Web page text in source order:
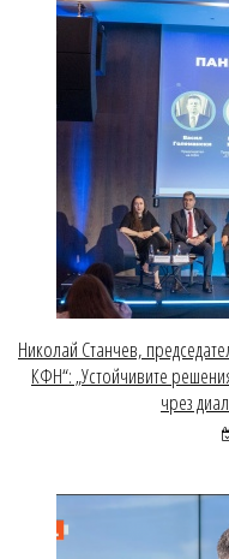
Николай Станчев,
КФН“: „Устойчивите
чрез